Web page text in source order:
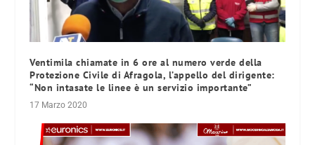
Ventimila chiamate in 6 ore al numero verde della
Protezione Civile di Afragola, l’appello del dirigente:
“Non intasate le linee è un servizio importante”
17 Marzo 2020